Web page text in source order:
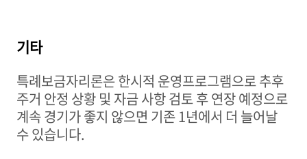
기타
특례보금자리론은 한시적 운영프로그램으로 추후
주거 안정 상황 및 자금 사항 검토 후 연장 예정으로
계속 경기가 좋지 않으면 기존1년에서 더 늘어날
수 있습니다.